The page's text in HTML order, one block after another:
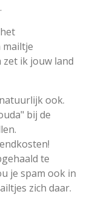
mailtje
zet ik jouw land
ook.
bij de
te
je spam ook in
zich daar.